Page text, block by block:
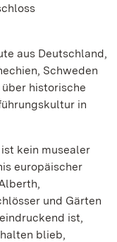
aus Deutschland,
Schweden
historische
in
kein musealer
europäischer
und Gärten
ist,
blieb,